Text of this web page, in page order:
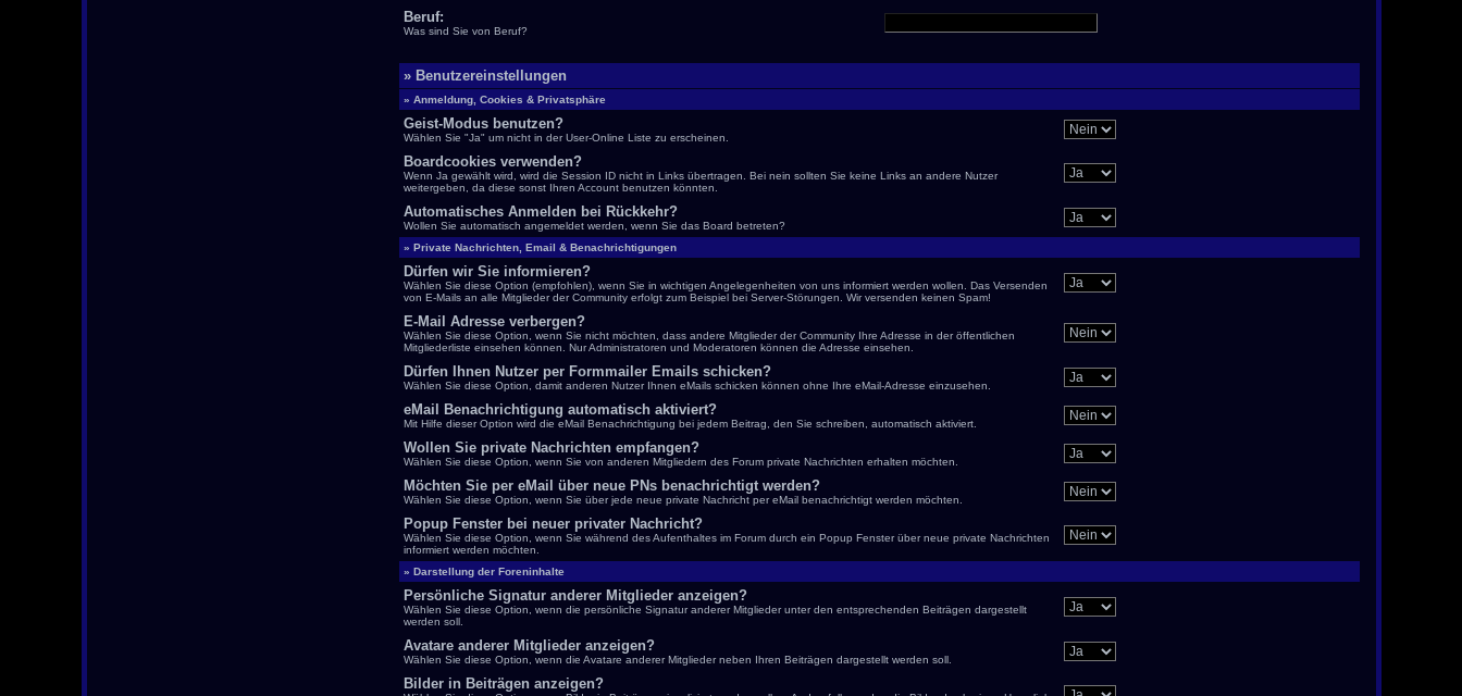
Beruf:
Was sind Sie von Beruf?
» Benutzereinstellungen
» Anmeldung, Cookies & Privatsphäre
Geist-Modus benutzen?
Wählen Sie "Ja" um nicht in der User-Online Liste zu erscheinen.
Boardcookies verwenden?
Wenn Ja gewählt wird, wird die Session ID nicht in Links übertragen. Bei nein sollten Sie keine Links an andere Nutzer
weitergeben, da diese sonst Ihren Account benutzen könnten.
Automatisches Anmelden bei Rückkehr?
Wollen Sie automatisch angemeldet werden, wenn Sie das Board betreten?
» Private Nachrichten, Email & Benachrichtigungen
Dürfen wir Sie informieren?
Wählen Sie diese Option (empfohlen), wenn Sie in wichtigen Angelegenheiten von uns informiert werden wollen. Das Versenden
von E-Mails an alle Mitglieder der Community erfolgt zum Beispiel bei Server-Störungen. Wir versenden keinen Spam!
E-Mail Adresse verbergen?
Wählen Sie diese Option, wenn Sie nicht möchten, dass andere Mitglieder der Community Ihre Adresse in der öffentlichen
Mitgliederliste einsehen können. Nur Administratoren und Moderatoren können die Adresse einsehen.
Dürfen Ihnen Nutzer per Formmailer Emails schicken?
Wählen Sie diese Option, damit anderen Nutzer Ihnen eMails schicken können ohne Ihre eMail-Adresse einzusehen.
eMail Benachrichtigung automatisch aktiviert?
Mit Hilfe dieser Option wird die eMail Benachrichtigung bei jedem Beitrag, den Sie schreiben, automatisch aktiviert.
Wollen Sie private Nachrichten empfangen?
Wählen Sie diese Option, wenn Sie von anderen Mitgliedern des Forum private Nachrichten erhalten möchten.
Möchten Sie per eMail über neue PNs benachrichtigt werden?
Wählen Sie diese Option, wenn Sie über jede neue private Nachricht per eMail benachrichtigt werden möchten.
Popup Fenster bei neuer privater Nachricht?
Wählen Sie diese Option, wenn Sie während des Aufenthaltes im Forum durch ein Popup Fenster über neue private Nachrichten
informiert werden möchten.
» Darstellung der Foreninhalte
Persönliche Signatur anderer Mitglieder anzeigen?
Wählen Sie diese Option, wenn die persönliche Signatur anderer Mitglieder unter den entsprechenden Beiträgen dargestellt
werden soll.
Avatare anderer Mitglieder anzeigen?
Wählen Sie diese Option, wenn die Avatare anderer Mitglieder neben Ihren Beiträgen dargestellt werden soll.
Bilder in Beiträgen anzeigen?